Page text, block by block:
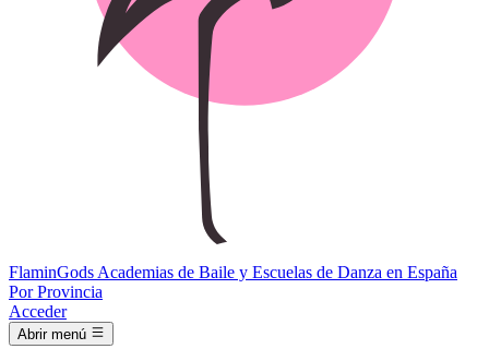
FlaminGods Academias de Baile y Escuelas de Danza en España
Por Provincia
Acceder
Abrir menú